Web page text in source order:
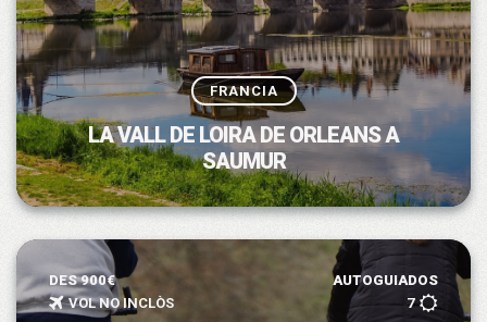
FRANCIA
LA VALL DE LOIRA DE ORLEANS A
SAUMUR
DES 900€
AUTOGUIADOS
VOL NO INCLÒS
7